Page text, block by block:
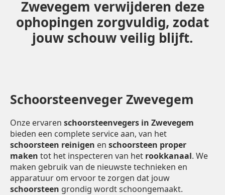
Zwevegem verwijderen deze
ophopingen zorgvuldig, zodat
jouw schouw veilig blijft.
Schoorsteenveger Zwevegem
Onze ervaren schoorsteenvegers in Zwevegem
bieden een complete service aan, van het
schoorsteen reinigen en schoorsteen proper
maken tot het inspecteren van het rookkanaal. We
maken gebruik van de nieuwste technieken en
apparatuur om ervoor te zorgen dat jouw
schoorsteen grondig wordt schoongemaakt.